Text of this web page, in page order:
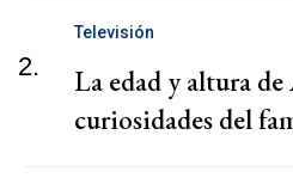
2.
Televisión
La edad y altura
curiosidades del